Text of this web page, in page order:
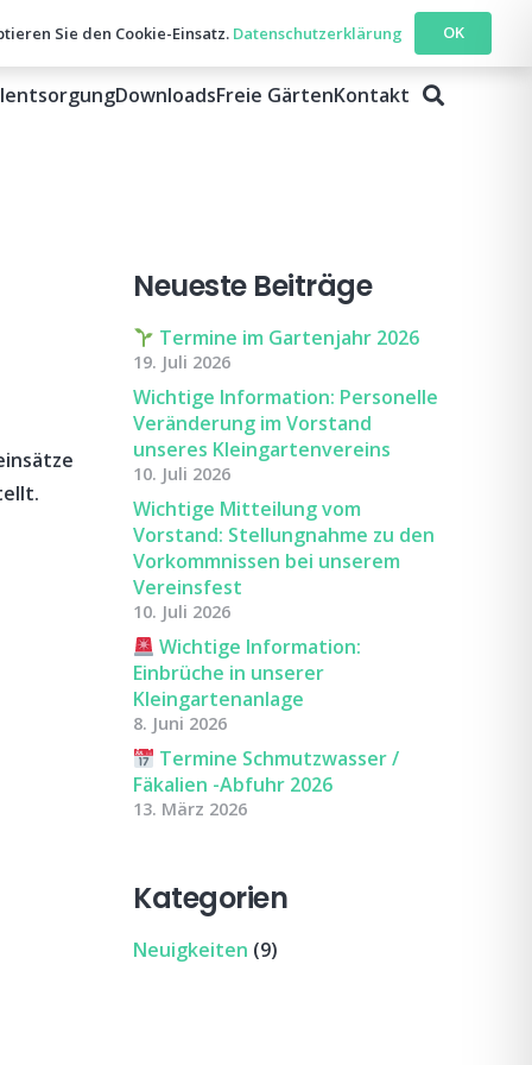
DownloadsFreie GärtenKontakt
Neueste Beiträge
Termine im Gartenjahr 2026
19. Juli 2026
Wichtige Information: Personelle
Veränderung im Vorstand
unseres Kleingartenvereins
10. Juli 2026
Wichtige Mitteilung vom
Vorstand: Stellungnahme zu den
Vorkommnissen bei unserem
Vereinsfest
10. Juli 2026
Wichtige Information:
Einbrüche in unserer
Kleingartenanlage
8. Juni 2026
Termine Schmutzwasser /
Fäkalien -Abfuhr 2026
13. März 2026
Kategorien
Neuigkeiten (9)
Sie den Cookie-Einsatz. Datenschutzerklärung OK